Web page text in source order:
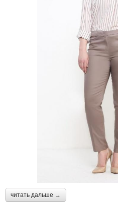
читать дальше →